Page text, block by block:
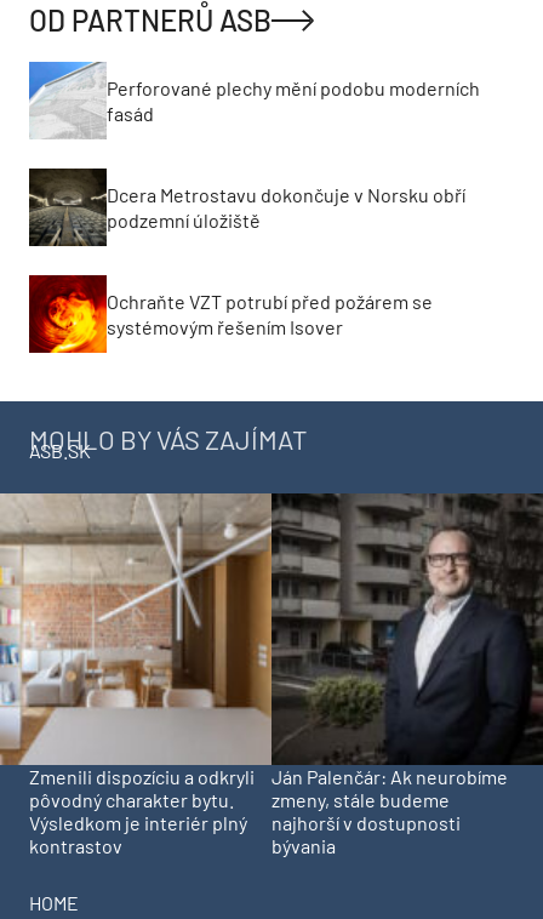
OD PARTNERŮ ASB
Perforované plechy mění podobu moderních
fasád
Dcera Metrostavu dokončuje v Norsku obří
podzemní úložiště
Ochraňte VZT potrubí před požárem se
systémovým řešením Isover
MOHLO BY VÁS ZAJÍMAT
ASB.SK
Zmenili dispozíciu a odkryli
pôvodný charakter bytu.
Výsledkom je interiér plný
kontrastov
Ján Palenčár: Ak neurobíme
zmeny, stále budeme
najhorší v dostupnosti
bývania
HOME